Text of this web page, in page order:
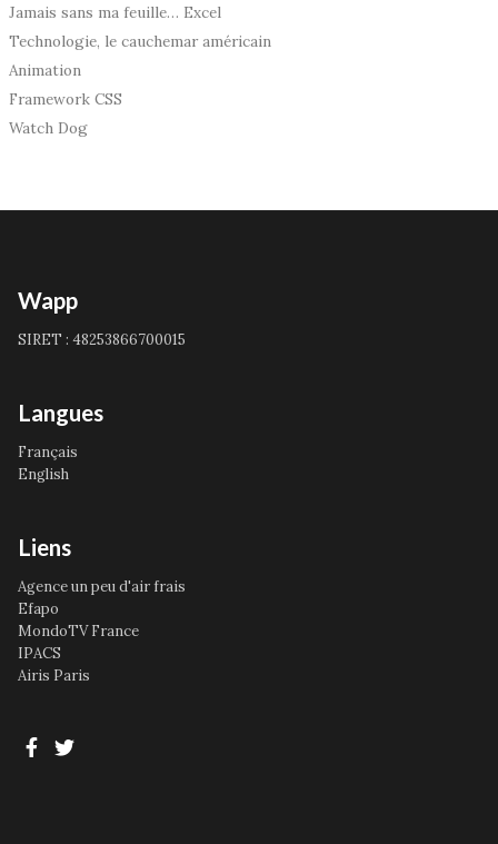
Jamais sans ma feuille… Excel
Technologie, le cauchemar américain
Animation
Framework CSS
Watch Dog
Wapp
SIRET : 48253866700015
Langues
Français
English
Liens
Agence un peu d'air frais
Efapo
MondoTV France
IPACS
Airis Paris